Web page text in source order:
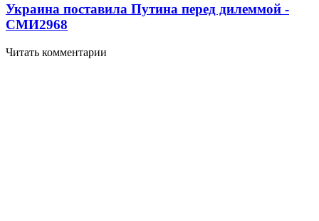
Украина поставила Путина перед дилеммой -
СМИ2968
Читать комментарии